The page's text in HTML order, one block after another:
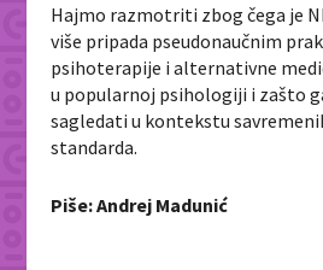
Hajmo razmotriti zbog čega je
više pripada pseudonaučnim
psihoterapije i alternativne
u popularnoj psihologiji i zašto
sagledati u kontekstu
standarda.
Piše: Andrej Madunić